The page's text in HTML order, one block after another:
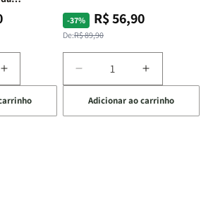
Aumentar
a
quantidade
de
-37%
Preço
normal
De:R$ 89,90
Preço
promocional
R$ 56,90
Diminuir
a
quantidade
de
Aumentar
a
quantidade
de
Adicionar ao carrinho